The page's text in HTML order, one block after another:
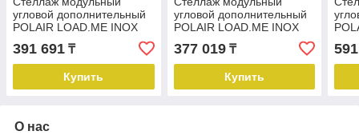
угловой дополнительный
POLAIR LOAD.ME INOX
18AL.5IN50.10C
391 691 ₸
Купить
угловой дополнительный
POLAIR LOAD.ME INOX
21AL.5IN50.09C
377 019₸
Купить
О нас